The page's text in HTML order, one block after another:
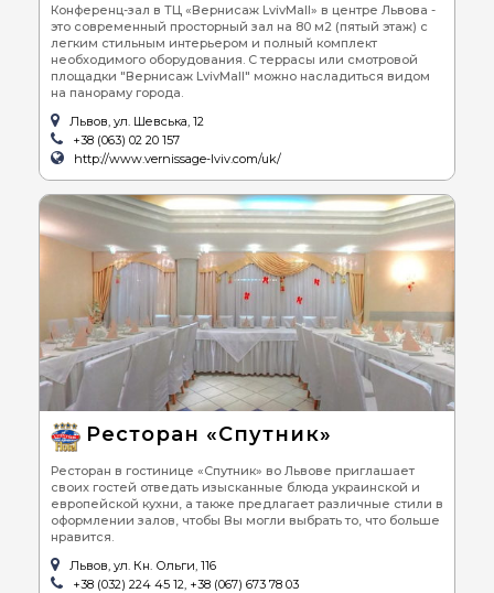
Конференц-зал в ТЦ «Вернисаж LvivMall» в центре Львова -
это современный просторный зал на 80 м2 (пятый этаж) с
легким стильным интерьером и полный комплект
необходимого оборудования. С террасы или смотровой
площадки "Вернисаж LvivMall" можно насладиться видом
на панораму города.
Львов, ул. Шевська, 12
+38 (063) 02 20 157
http://www.vernissage-lviv.com/uk/
Ресторан «Спутник»
Ресторан в гостинице «Спутник» во Львове приглашает
своих гостей отведать изысканные блюда украинской и
европейской кухни, а также предлагает различные стили в
оформлении залов, чтобы Вы могли выбрать то, что больше
нравится.
Львов, ул. Кн. Ольги, 116
+38 (032) 224 45 12, +38 (067) 673 78 03